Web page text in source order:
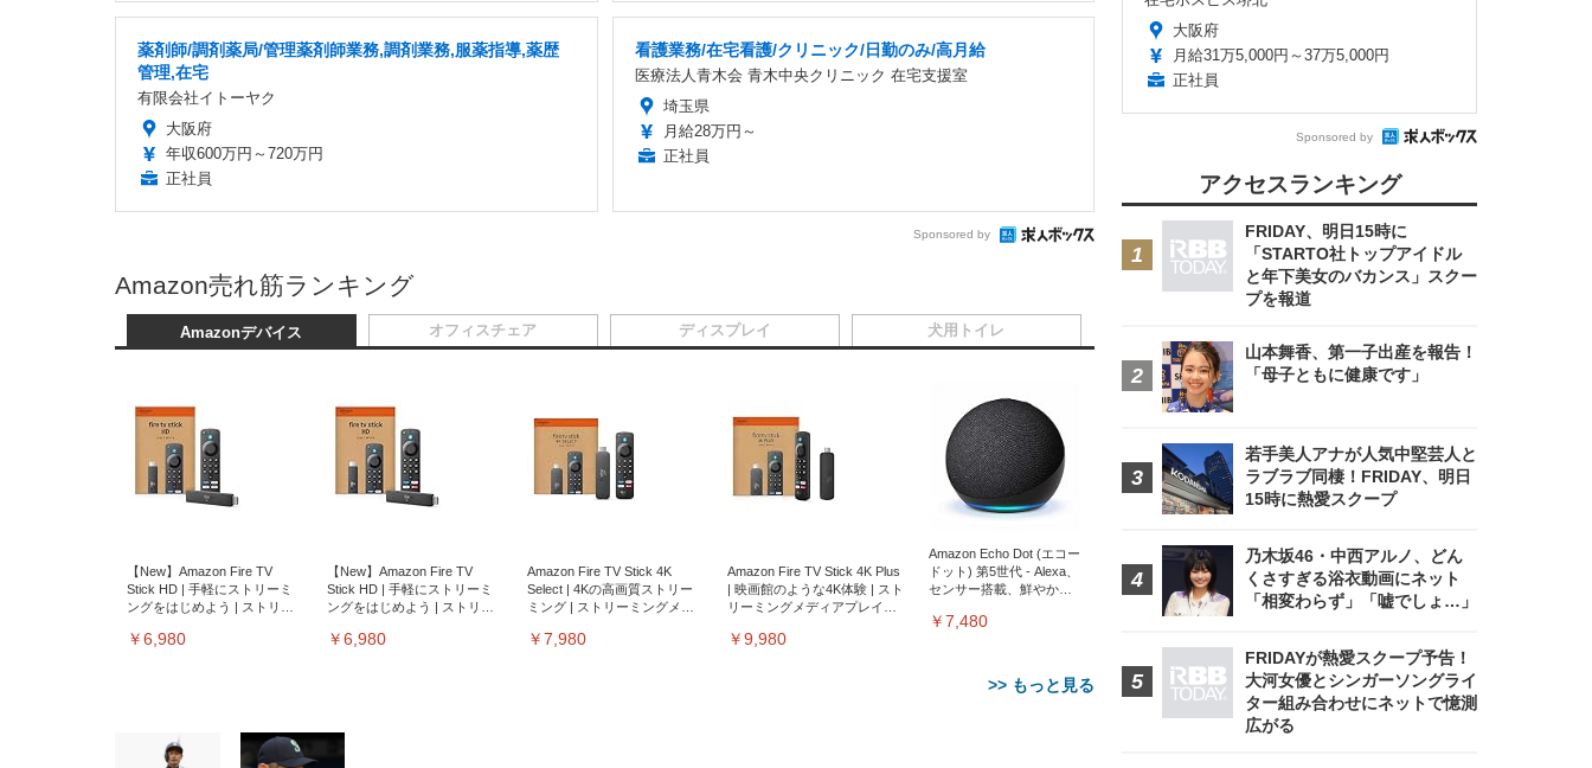
薬剤師/調剤薬局/管理薬剤師業務,調剤業務,服薬指導,薬歴
管理,在宅
有限会社イトーヤク
大阪府
年収600万円～720万円
正社員
看護業務/在宅看護/クリニック/日勤のみ/高月給
医療法人青木会 青木中央クリニック 在宅支援室
埼玉県
月給28万円～
正社員
Sponsored by
Amazon売れ筋ランキング
Amazonデバイス
【New】Amazon Fire TV
Stick HD | 手軽にストリーミ
ングをはじめよう | ストリー
￥6,980
【New】Amazon Fire TV
Stick HD | 手軽にストリーミ
ングをはじめよう | ストリー
￥6,980
Amazon Fire TV Stick 4K
Select | 4Kの高画質ストリー
ミング | ストリーミングメデ
￥7,980
Amazon Fire TV Stick 4K Plus
| 映画館のような4K体験 | スト
リーミングメディアプレイヤ
￥9,980
Amazon Echo Dot (エコー
ドット) 第5世代 - Alexa、
センサー搭載、鮮やかな
￥7,480
>> もっと見る
オフィスチェア ディスプレイ 犬用トイレ
大阪府
月給31万5,000円～37万5,000円
正社員
Sponsored by
アクセスランキング
FRIDAY、明日15時に
「STARTO社トップアイドル
と年下美女のバカンス」スクー
プを報道
山本舞香、第一子出産を報告！
「母子ともに健康です」
若手美人アナが人気中堅芸人と
ラブラブ同棲！FRIDAY、明日
15時に熱愛スクープ
乃木坂46・中西アルノ、どん
くさすぎる浴衣動画にネット
「相変わらず」「嘘でしょ…」
FRIDAYが熱愛スクープ予告！
大河女優とシンガーソングライ
ター組み合わせにネットで憶測
広がる